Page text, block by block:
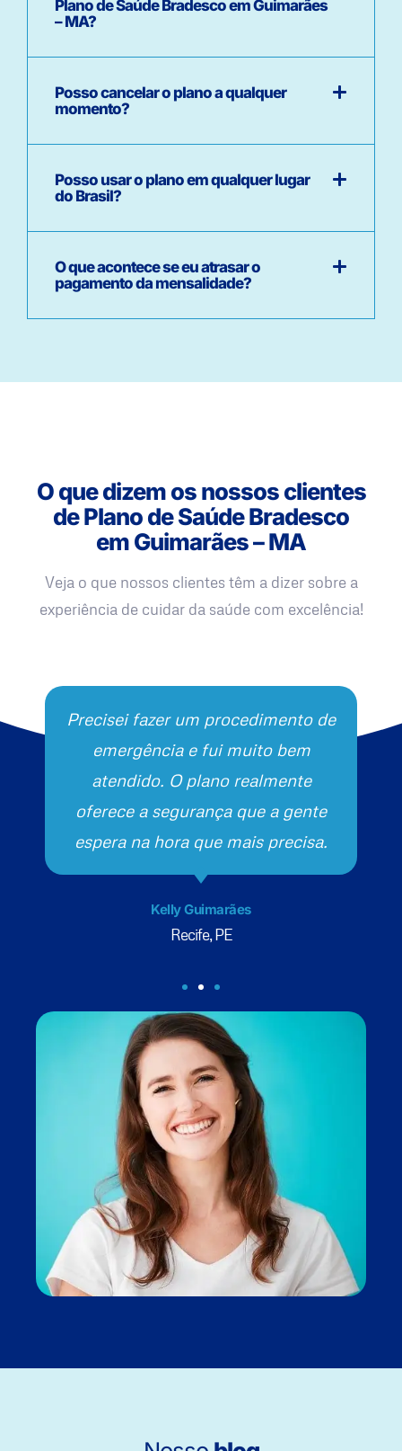
Plano de Saúde Bradesco em Guimarães
– MA?
Posso cancelar o plano a qualquer
momento?
Posso usar o plano em qualquer lugar
do Brasil?
O que acontece se eu atrasar o
pagamento da mensalidade?
O que dizem os nossos clientes
de Plano de Saúde Bradesco
em Guimarães – MA
Veja o que nossos clientes têm a dizer sobre a
experiência de cuidar da saúde com excelência!
Precisei fazer um procedimento de
emergência e fui muito bem
atendido. O plano realmente
oferece a segurança que a gente
espera na hora que mais precisa.
Kelly Guimarães
Recife, PE